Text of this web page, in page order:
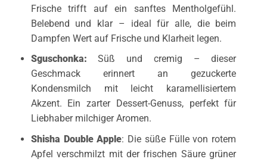
Frische trifft auf ein sanftes Mentholgefühl.
Belebend und klar – ideal für alle, die beim
Dampfen Wert auf Frische und Klarheit legen.
Sguschonka: Süß und cremig – dieser
Geschmack erinnert an gezuckerte
Kondensmilch mit leicht karamellisiertem
Akzent. Ein zarter Dessert-Genuss, perfekt für
Liebhaber milchiger Aromen.
Shisha Double Apple: Die süße Fülle von rotem
Apfel verschmilzt mit der frischen Säure grüner